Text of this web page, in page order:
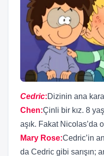
Cedric:Dizinin ana
Chen:Çinli bir kız. 8
aşık. Fakat Nicolas’da
Mary Rose:Cedric’in
da Cedric gibi sarışın;